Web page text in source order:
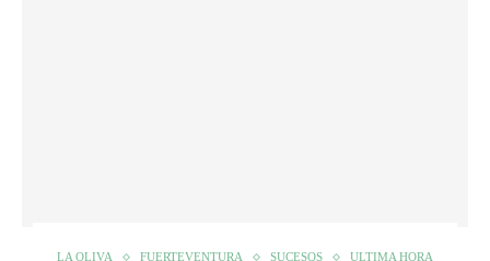
LA OLIVA FUERTEVENTURA SUCESOS ULTIMA HORA